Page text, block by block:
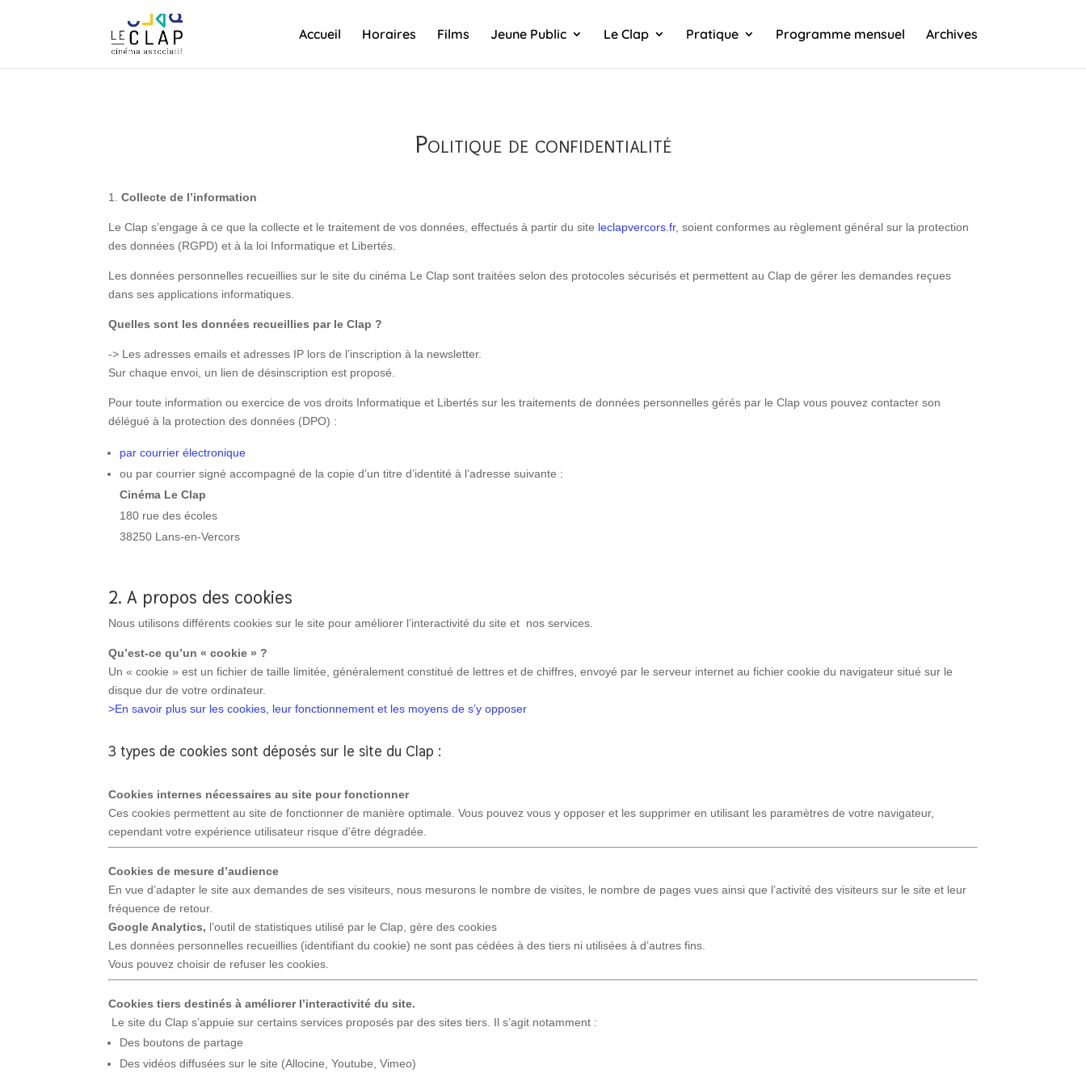
Accueil Horaires Films Jeune Public Le Clap Pratique Programme mensuel Archives
Politique de confidentialité
1. Collecte de l’information
Le Clap s’engage à ce que la collecte et le traitement de vos données, effectués à partir du site leclapvercors.fr, soient conformes au règlement général sur la protection
des données (RGPD) et à la loi Informatique et Libertés.
Les données personnelles recueillies sur le site du cinéma Le Clap sont traitées selon des protocoles sécurisés et permettent au Clap de gérer les demandes reçues
dans ses applications informatiques.
Quelles sont les données recueillies par le Clap ?
-> Les adresses emails et adresses IP lors de l’inscription à la newsletter.
Sur chaque envoi, un lien de désinscription est proposé.
Pour toute information ou exercice de vos droits Informatique et Libertés sur les traitements de données personnelles gérés par le Clap vous pouvez contacter son
délégué à la protection des données (DPO) :
par courrier électronique
ou par courrier signé accompagné de la copie d’un titre d’identité à l’adresse suivante :
Cinéma Le Clap
180 rue des écoles
38250 Lans-en-Vercors
2. A propos des cookies
Nous utilisons différents cookies sur le site pour améliorer l’interactivité du site et nos services.
Qu’est-ce qu’un « cookie » ?
Un « cookie » est un fichier de taille limitée, généralement constitué de lettres et de chiffres, envoyé par le serveur internet au fichier cookie du navigateur situé sur le
disque dur de votre ordinateur.
>En savoir plus sur les cookies, leur fonctionnement et les moyens de s’y opposer
3 types de cookies sont déposés sur le site du Clap :
Cookies internes nécessaires au site pour fonctionner
Ces cookies permettent au site de fonctionner de manière optimale. Vous pouvez vous y opposer et les supprimer en utilisant les paramètres de votre navigateur,
cependant votre expérience utilisateur risque d’être dégradée.
Cookies de mesure d’audience
En vue d’adapter le site aux demandes de ses visiteurs, nous mesurons le nombre de visites, le nombre de pages vues ainsi que l’activité des visiteurs sur le site et leur
fréquence de retour.
Google Analytics, l’outil de statistiques utilisé par le Clap, gère des cookies
Les données personnelles recueillies (identifiant du cookie) ne sont pas cédées à des tiers ni utilisées à d’autres fins.
Vous pouvez choisir de refuser les cookies.
Cookies tiers destinés à améliorer l’interactivité du site.
Le site du Clap s’appuie sur certains services proposés par des sites tiers. Il s’agit notamment :
Des boutons de partage
Des vidéos diffusées sur le site (Allocine, Youtube, Vimeo)